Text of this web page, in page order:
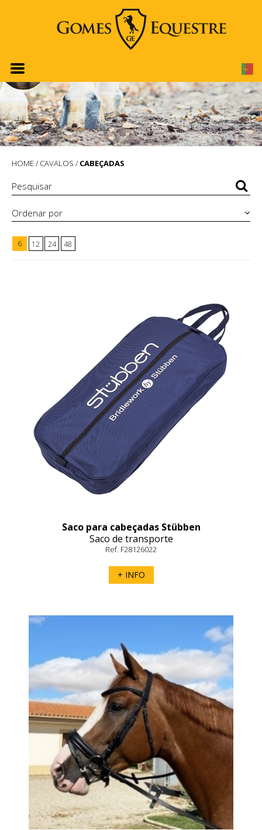
HOME/ CAVALOS / CABEÇADAS
Ordenar por
6 12 24 48
Saco para cabeçadas Stübben
Saco de transporte
Ref. F28126022
+ INFO